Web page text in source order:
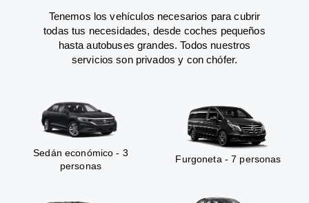
Tenemos los vehículos necesarios para cubrir
todas tus necesidades, desde coches pequeños
hasta autobuses grandes. Todos nuestros
servicios son privados y con chófer.
Sedán económico - 3
personas
Furgoneta - 7 personas